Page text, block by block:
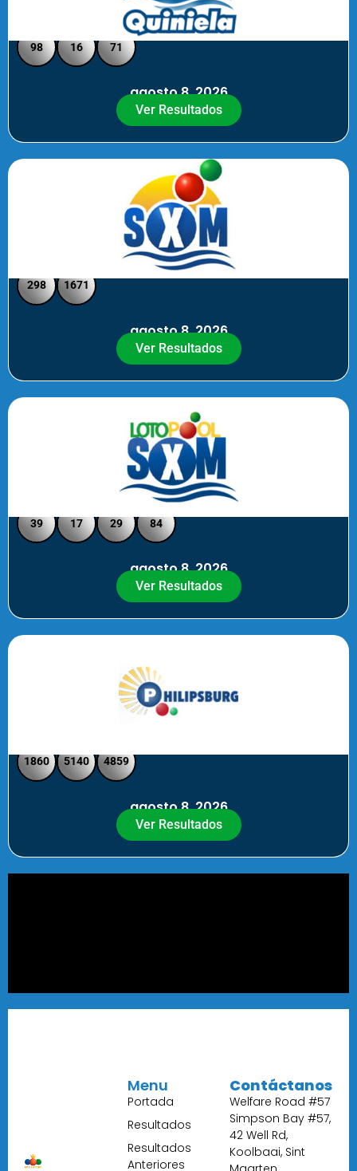
Quiniela SXM - Noche
98 16 71
agosto 8, 2026
Ver Resultados
SXM Noche - Pick 3 Pick 4
298 1671
agosto 8, 2026
Ver Resultados
Loto Pool SXM Noche
39 17 29 84
agosto 8, 2026
Ver Resultados
1860 5140 4859
agosto 8, 2026
Ver Resultados
Menu
Portada
Resultados
Resultados
Anteriores
Contáctanos
Welfare Road #57
Simpson Bay #57,
42 Well Rd,
Koolbaai, Sint